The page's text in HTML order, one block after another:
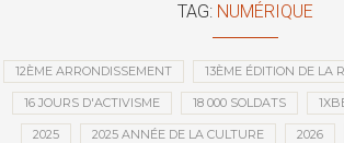
TAG: NUMÉRIQUE
12ÈME ARRONDISSEMENT 13ÈME ÉDITION DE LA
16 JOURS D'ACTIVISME 18 000 SOLDATS
2025 2025 ANNÉE DE LA CULTURE 2026